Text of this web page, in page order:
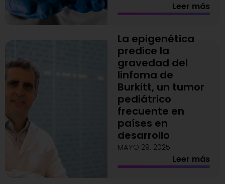
Leer más
La epigenética
predice la
gravedad del
linfoma de
Burkitt, un tumor
pediátrico
frecuente en
países en
desarrollo
MAYO 29, 2025
Leer más